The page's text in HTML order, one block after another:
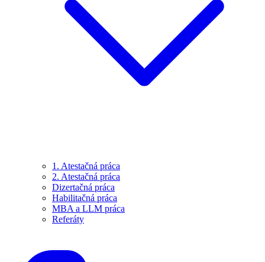
1. Atestačná práca
2. Atestačná práca
Dizertačná práca
Habilitačná práca
MBA a LLM práca
Referáty